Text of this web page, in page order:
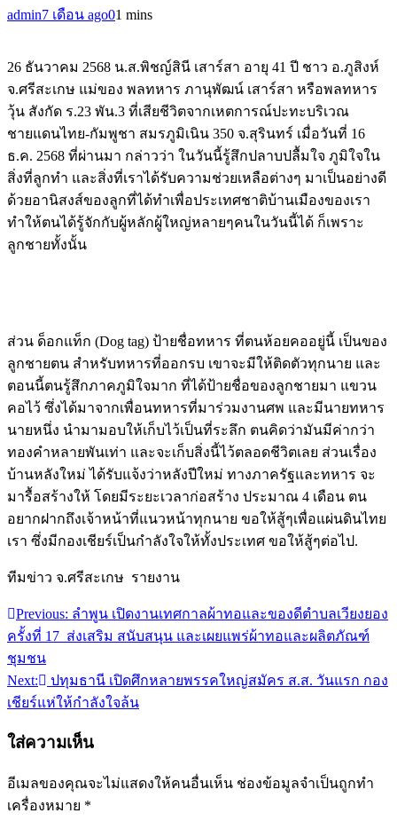
admin7 เดือน ago01 mins
26 ธันวาคม 2568 น.ส.พิชญ์สินี เสาร์สา อายุ 41 ปี ชาว อ.ภูสิงห์
จ.ศรีสะเกษ แม่ของ พลทหาร ภานุพัฒน์ เสาร์สา หรือพลทหาร
วุ้น สังกัด ร.23 พัน.3 ที่เสียชีวิตจากเหตการณ์ปะทะบริเวณ
ชายแดนไทย-กัมพูชา สมรภูมิเนิน 350 จ.สุรินทร์ เมื่อวันที่ 16
ธ.ค. 2568 ที่ผ่านมา กล่าวว่า ในวันนี้รู้สึกปลาบปลื้มใจ ภูมิใจใน
สิ่งที่ลูกทำ และสิ่งที่เราได้รับความช่วยเหลือต่างๆ มาเป็นอย่างดี
ด้วยอานิสงส์ของลูกที่ได้ทำเพื่อประเทศชาติบ้านเมืองของเรา
ทำให้ตนได้รู้จักกับผู้หลักผู้ใหญ่หลายๆคนในวันนี้ได้ ก็เพราะ
ลูกชายทั้งนั้น
ส่วน ด็อกแท็ก (Dog tag) ป้ายชื่อทหาร ที่ตนห้อยคออยู่นี้ เป็นของ
ลูกชายตน สำหรับทหารที่ออกรบ เขาจะมีให้ติดตัวทุกนาย และ
ตอนนี้ตนรู้สึกภาคภูมิใจมาก ที่ได้ป้ายชื่อของลูกชายมา แขวน
คอไว้ ซึ่งได้มาจากเพื่อนทหารที่มาร่วมงานศพ และมีนายทหาร
นายหนึ่ง นำมามอบให้เก็บไว้เป็นที่ระลึก ตนคิดว่ามันมีค่ากว่า
ทองคำหลายพันเท่า และจะเก็บสิ่งนี้ไว้ตลอดชีวิตเลย ส่วนเรื่อง
บ้านหลังใหม่ ได้รับแจ้งว่าหลังปีใหม่ ทางภาครัฐและทหาร จะ
มารื้อสร้างให้ โดยมีระยะเวลาก่อสร้าง ประมาณ 4 เดือน ตน
อยากฝากถึงเจ้าหน้าที่แนวหน้าทุกนาย ขอให้สู้ๆเพื่อแผ่นดินไทย
เรา ซึ่งมีกองเชียร์เป็นกำลังใจให้ทั้งประเทศ ขอให้สู้ๆต่อไป.
ทีมข่าว จ.ศรีสะเกษ รายงาน
แนะแนว
เรื่อง
Previous: ลำพูน เปิดงานเทศกาลผ้าทอและของดีตำบลเวียงยอง
ครั้งที่ 17 ส่งเสริม สนับสนุน และเผยแพร่ผ้าทอและผลิตภัณฑ์
ชุมชน
Next:
ปทุมธานี เปิดศึกหลายพรรคใหญ่สมัคร ส.ส. วันแรก กอง
เชียร์แห่ให้กำลังใจล้น
ใส่ความเห็น
อีเมลของคุณจะไม่แสดงให้คนอื่นเห็น ช่องข้อมูลจำเป็นถูกทำ
เครื่องหมาย *